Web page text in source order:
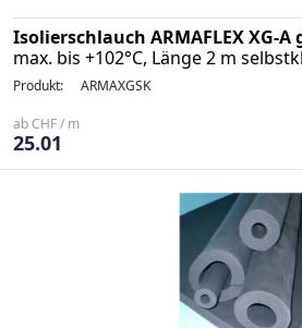
Isolierschlauch ARMAFLEX XG-
max. bis +102°C, Länge 2 m
Produkt: ARMAXGSK
ab CHF / m
25.01